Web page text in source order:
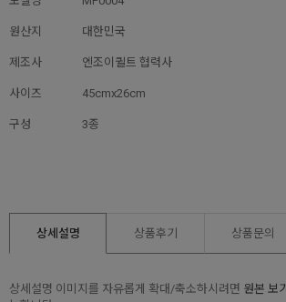
원산지 대한민국
제조사 엔조이퀼트 협력사
사이즈 45cmx26cm
구성 3종
상세설명 상품후기 상품문의
상세설명 이미지를 자유롭게 확대/축소하시려면 원본 보기